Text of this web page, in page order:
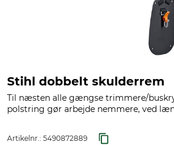
Stihl dobbelt skulderrem
Til næsten alle gængse trimmere/
polstring gør arbejde nemmere, ved
Artikelnr.: 5490872889